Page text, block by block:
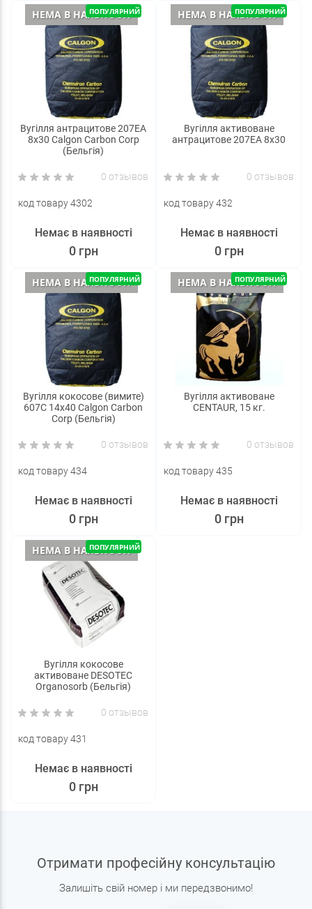
НЕМА В НАЯВНОСТІ
ПОПУЛЯРНИЙ
Вугілля антрацитове 207EA
8x30 Calgon Carbon Corp
(Бельгія)
0 отзывов
код товару 4302
0 грн
Немає в наявності
НЕМА В НАЯВНОСТІ
ПОПУЛЯРНИЙ
Вугілля активоване
антрацитове 207EA 8x30
0 отзывов
код товару 432
0 грн
Немає в наявності
НЕМА В НАЯВНОСТІ
ПОПУЛЯРНИЙ
Вугілля кокосове (вимите)
607C 14x40 Calgon Carbon
Corp (Бельгія)
0 отзывов
код товару 434
0 грн
Немає в наявності
НЕМА В НАЯВНОСТІ
ПОПУЛЯРНИЙ
Вугілля активоване
CENTAUR, 15 кг.
0 отзывов
код товару 435
0 грн
Немає в наявності
НЕМА В НАЯВНОСТІ
ПОПУЛЯРНИЙ
Вугілля кокосове
активоване DESOTEC
Organosorb (Бельгія)
0 отзывов
код товару 431
0 грн
Немає в наявності
Отримати професійну консультацію
Залишіть свій номер і ми передзвонимо!